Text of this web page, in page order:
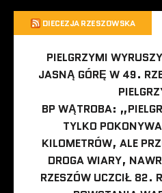
DIECEZJA RZESZOWSKA
PIELGRZYMI
JASNĄ GÓRĘ W 49.
BP WĄTROBA:
TYLKO
KILOMETRÓW, ALE
DROGA WIARY,
RZESZÓW UCZCIŁ 82.